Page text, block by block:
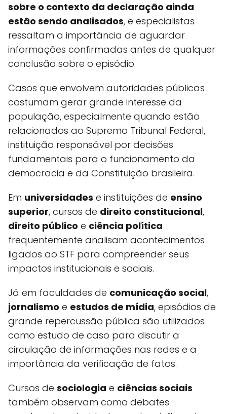
sobre o contexto da declaração ainda
estão sendo analisados, e especialistas
ressaltam a importância de aguardar
informações confirmadas antes de qualquer
conclusão sobre o episódio.
Casos que envolvem autoridades públicas
costumam gerar grande interesse da
população, especialmente quando estão
relacionados ao Supremo Tribunal Federal,
instituição responsável por decisões
fundamentais para o funcionamento da
democracia e da Constituição brasileira.
Em universidades e instituições de ensino
superior, cursos de direito constitucional,
direito público e ciência política
frequentemente analisam acontecimentos
ligados ao STF para compreender seus
impactos institucionais e sociais.
Já em faculdades de comunicação social,
jornalismo e estudos de mídia, episódios de
grande repercussão pública são utilizados
como estudo de caso para discutir a
circulação de informações nas redes e a
importância da verificação de fatos.
Cursos de sociologia e ciências sociais
também observam como debates